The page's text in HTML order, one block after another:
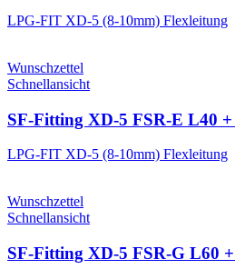
LPG-FIT XD-5 (8-10mm) Flexleitung
Wunschzettel
Schnellansicht
SF-Fitting XD-5 FSR-E L40
LPG-FIT XD-5 (8-10mm) Flexleitung
Wunschzettel
Schnellansicht
SF-Fitting XD-5 FSR-G L60